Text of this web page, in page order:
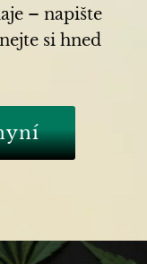
– napište
si hned